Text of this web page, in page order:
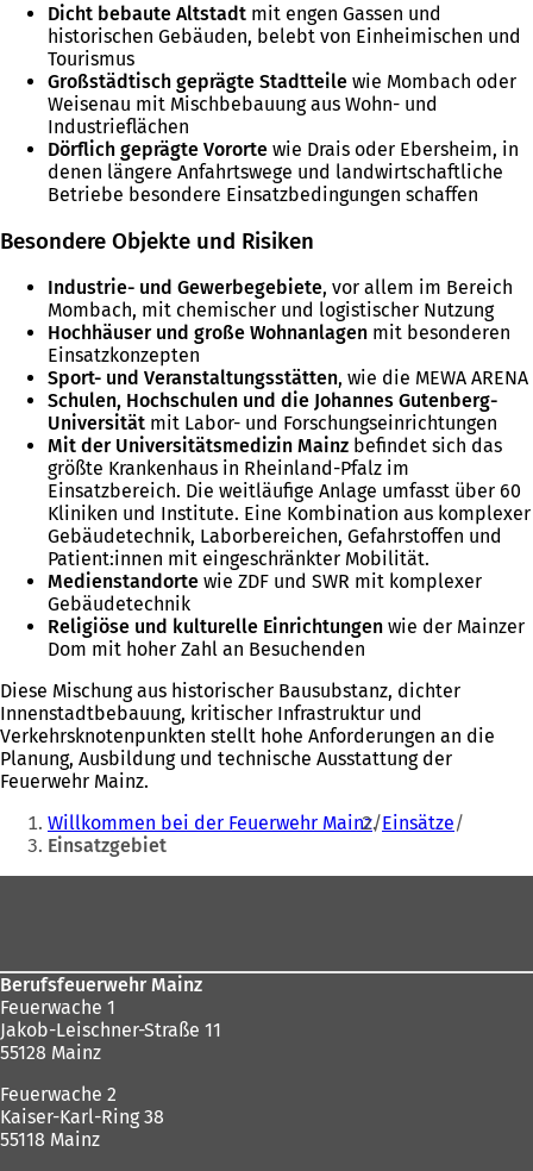
Dicht bebaute Altstadt mit engen Gassen und
historischen Gebäuden, belebt von Einheimischen und
Tourismus
Großstädtisch geprägte Stadtteile wie Mombach oder
Weisenau mit Mischbebauung aus Wohn- und
Industrieflächen
Dörflich geprägte Vororte wie Drais oder Ebersheim, in
denen längere Anfahrtswege und landwirtschaftliche
Betriebe besondere Einsatzbedingungen schaffen
Besondere Objekte und Risiken
Industrie- und Gewerbegebiete, vor allem im Bereich
Mombach, mit chemischer und logistischer Nutzung
Hochhäuser und große Wohnanlagen mit besonderen
Einsatzkonzepten
Sport- und Veranstaltungsstätten, wie die MEWA ARENA
Schulen, Hochschulen und die Johannes Gutenberg-
Universität mit Labor- und Forschungseinrichtungen
Mit der Universitätsmedizin Mainz befindet sich das
größte Krankenhaus in Rheinland-Pfalz im
Einsatzbereich. Die weitläufige Anlage umfasst über 60
Kliniken und Institute. Eine Kombination aus komplexer
Gebäudetechnik, Laborbereichen, Gefahrstoffen und
Patient:innen mit eingeschränkter Mobilität.
Medienstandorte wie ZDF und SWR mit komplexer
Gebäudetechnik
Religiöse und kulturelle Einrichtungen wie der Mainzer
Dom mit hoher Zahl an Besuchenden
Diese Mischung aus historischer Bausubstanz, dichter
Innenstadtbebauung, kritischer Infrastruktur und
Verkehrsknotenpunkten stellt hohe Anforderungen an die
Planung, Ausbildung und technische Ausstattung der
Feuerwehr Mainz.
Sie
befinden
sich
Willkommen bei der Feuerwehr Mainz Einsätze
Einsatzgebiet
Berufsfeuerwehr Mainz
Feuerwache 1
Jakob-Leischner-Straße 11
55128 Mainz
Feuerwache 2
Kaiser-Karl-Ring 38
55118 Mainz